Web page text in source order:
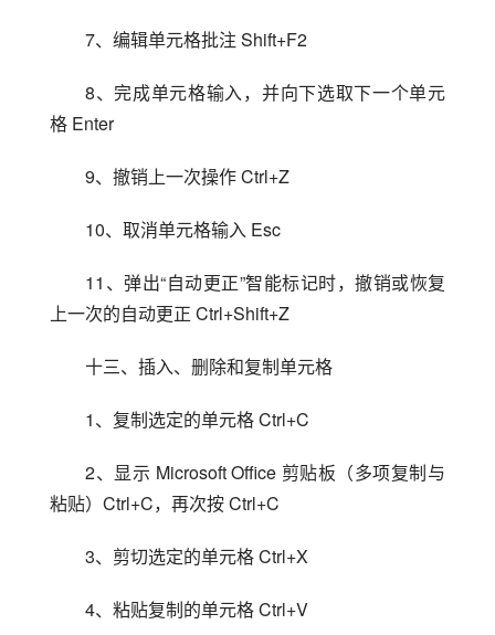
7、编辑单元格批注 Shift+F2
8、完成单元格输入，并向下选取下一个单元
格 Enter
9、撤销上一次操作 Ctrl+Z
10、取消单元格输入 Esc
11、弹出“自动更正”智能标记时，撤销或恢复
上一次的自动更正 Ctrl+Shift+Z
十三、插入、删除和复制单元格
1、复制选定的单元格 Ctrl+C
2、显示 Microsoft Office 剪贴板（多项复制与
粘贴）Ctrl+C，再次按 Ctrl+C
3、剪切选定的单元格 Ctrl+X
4、粘贴复制的单元格 Ctrl+V